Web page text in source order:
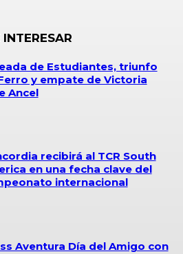
de Estudiantes, triunfo
y empate de Victoria
Ancel
recibirá al TCR South
en una fecha clave del
internacional
Aventura Día del Amigo con